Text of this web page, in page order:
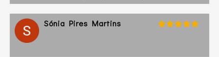
Sónia Pires Martins